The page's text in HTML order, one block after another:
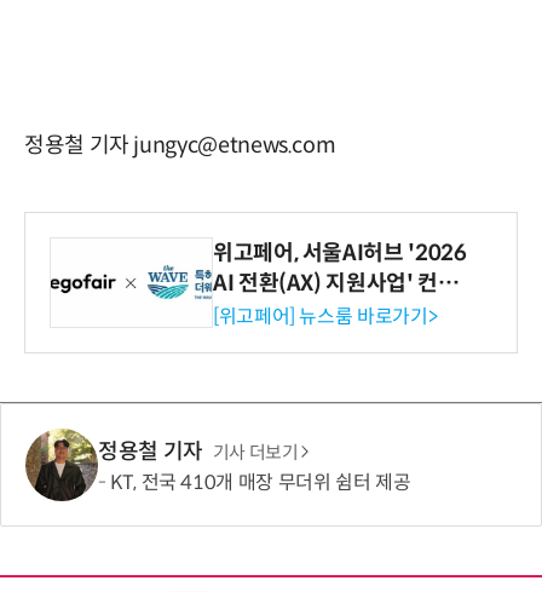
정용철 기자 jungyc@etnews.com
위고페어, 서울AI허브 '2026
AI 전환(AX) 지원사업' 컨소
시엄 선정
[위고페어] 뉴스룸 바로가기>
정용철 기자 기사 더보기
KT, 전국 410개 매장 무더위 쉼터 제공